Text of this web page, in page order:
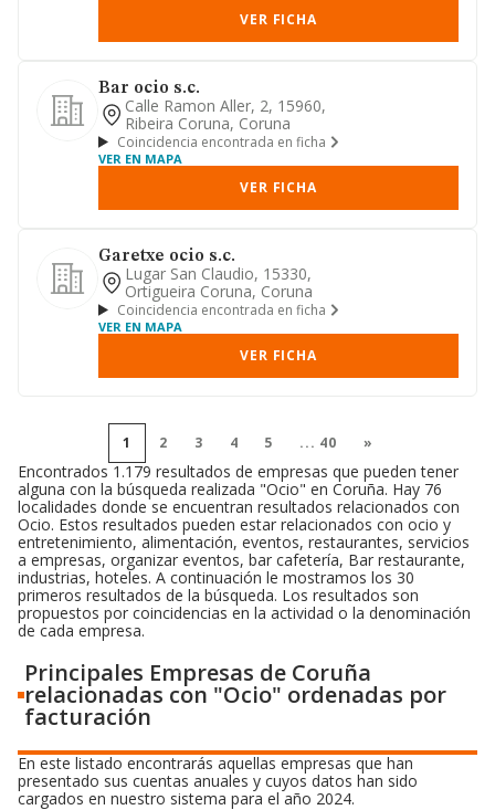
VER FICHA
Bar ocio s.c.
Calle Ramon Aller, 2, 15960,
Ribeira Coruna, Coruna
Coincidencia encontrada en ficha
VER EN MAPA
VER FICHA
Garetxe ocio s.c.
Lugar San Claudio, 15330,
Ortigueira Coruna, Coruna
Coincidencia encontrada en ficha
VER EN MAPA
VER FICHA
1 2 3 4 5 ... 40 »
Encontrados 1.179 resultados de empresas que pueden tener
alguna con la búsqueda realizada "Ocio" en Coruña. Hay 76
localidades donde se encuentran resultados relacionados con
Ocio. Estos resultados pueden estar relacionados con ocio y
entretenimiento, alimentación, eventos, restaurantes, servicios
a empresas, organizar eventos, bar cafetería, Bar restaurante,
industrias, hoteles. A continuación le mostramos los 30
primeros resultados de la búsqueda. Los resultados son
propuestos por coincidencias en la actividad o la denominación
de cada empresa.
Principales Empresas de Coruña
relacionadas con "Ocio" ordenadas por
facturación
En este listado encontrarás aquellas empresas que han
presentado sus cuentas anuales y cuyos datos han sido
cargados en nuestro sistema para el año 2024.